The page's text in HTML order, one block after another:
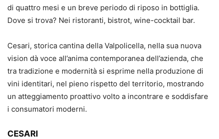
di quattro mesi e un breve periodo di riposo in bottiglia.
Dove si trova? Nei ristoranti, bistrot, wine-cocktail bar.
Cesari, storica cantina della Valpolicella, nella sua nuova
vision dà voce all’anima contemporanea dell’azienda, che
tra tradizione e modernità si esprime nella produzione di
vini identitari, nel pieno rispetto del territorio, mostrando
un atteggiamento proattivo volto a incontrare e soddisfare
i consumatori moderni.
CESARI